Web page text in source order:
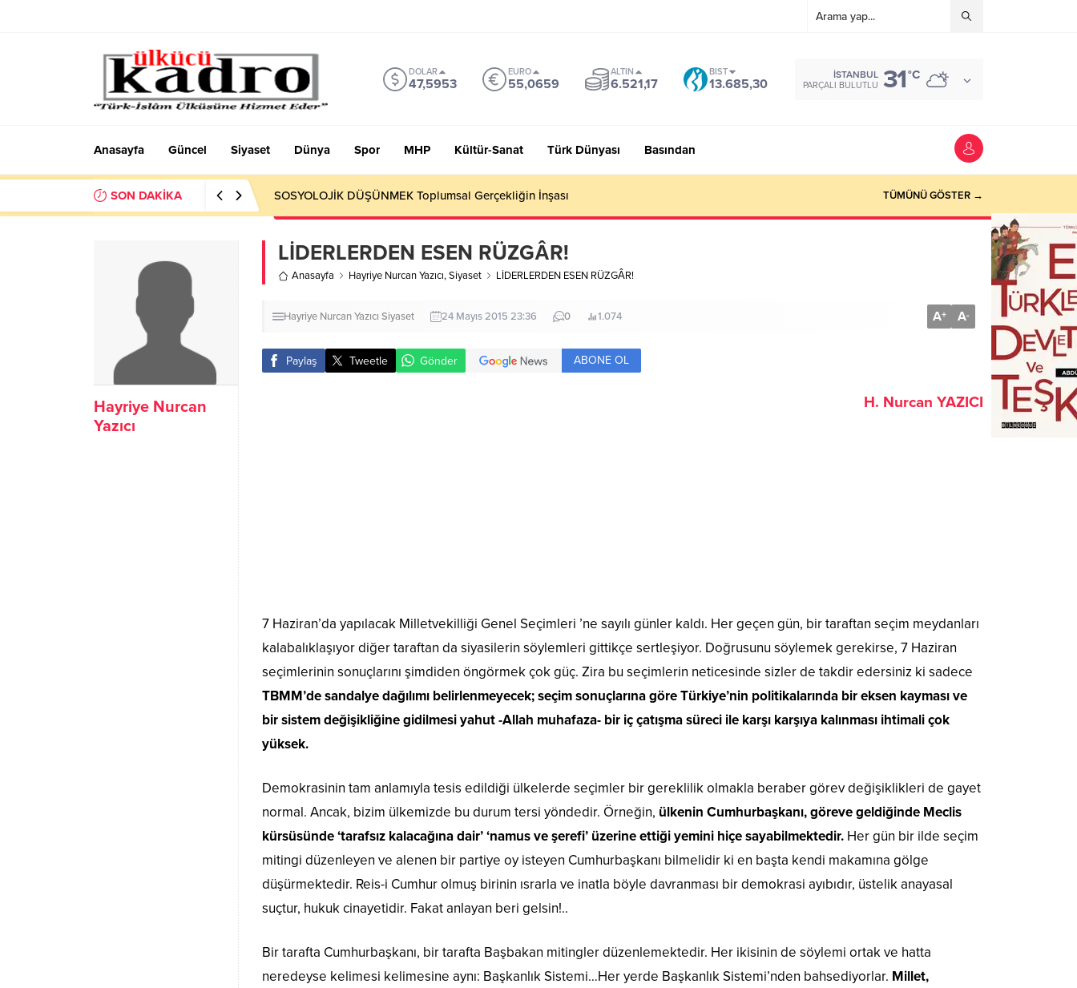
DOLAR
47,5953
EURO
55,0659
ALTIN
6.521,17
BIST
13.685,30
İSTANBUL
PARÇALI BULUTLU 31°C
Anasayfa Güncel Siyaset Dünya Spor MHP Kültür-Sanat Türk Dünyası Basından
SON DAKİKA Okumayı Pek de Sevmiyoruz Herhalde TÜMÜNÜ GÖSTER →
Hayriye Nurcan
Yazıcı
LİDERLERDEN ESEN RÜZGÂR!
Anasayfa Hayriye Nurcan Yazıcı,Siyaset LİDERLERDEN ESEN RÜZGÂR!
Hayriye Nurcan Yazıcı Siyaset 24 Mayıs 2015 23:36 0 1.074 A+ A-
Paylaş Tweetle Gönder ABONE OL
H. Nurcan YAZICI
7 Haziran’da yapılacak Milletvekilliği Genel Seçimleri ’ne sayılı günler kaldı. Her geçen gün, bir taraftan seçim meydanları
kalabalıklaşıyor diğer taraftan da siyasilerin söylemleri gittikçe sertleşiyor. Doğrusunu söylemek gerekirse, 7 Haziran
seçimlerinin sonuçlarını şimdiden öngörmek çok güç. Zira bu seçimlerin neticesinde sizler de takdir edersiniz ki sadece
TBMM’de sandalye dağılımı belirlenmeyecek; seçim sonuçlarına göre Türkiye’nin politikalarında bir eksen kayması ve
bir sistem değişikliğine gidilmesi yahut -Allah muhafaza- bir iç çatışma süreci ile karşı karşıya kalınması ihtimali çok
yüksek.
Demokrasinin tam anlamıyla tesis edildiği ülkelerde seçimler bir gereklilik olmakla beraber görev değişiklikleri de gayet
normal. Ancak, bizim ülkemizde bu durum tersi yöndedir. Örneğin, ülkenin Cumhurbaşkanı, göreve geldiğinde Meclis
kürsüsünde ‘tarafsız kalacağına dair’ ‘namus ve şerefi’ üzerine ettiği yemini hiçe sayabilmektedir. Her gün bir ilde seçim
mitingi düzenleyen ve alenen bir partiye oy isteyen Cumhurbaşkanı bilmelidir ki en başta kendi makamına gölge
düşürmektedir. Reis-i Cumhur olmuş birinin ısrarla ve inatla böyle davranması bir demokrasi ayıbıdır, üstelik anayasal
suçtur, hukuk cinayetidir. Fakat anlayan beri gelsin!..
Bir tarafta Cumhurbaşkanı, bir tarafta Başbakan mitingler düzenlemektedir. Her ikisinin de söylemi ortak ve hatta
neredeyse kelimesi kelimesine aynı: Başkanlık Sistemi…Her yerde Başkanlık Sistemi’nden bahsediyorlar. Millet,